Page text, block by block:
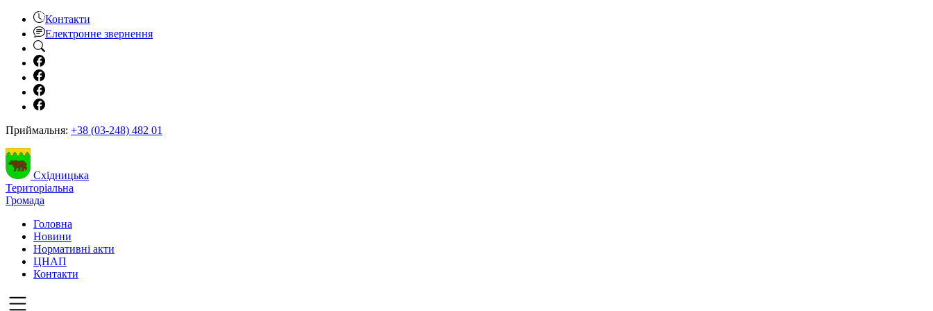
Контакти
Електронне звернення
Приймальня: +38 (03-248) 482 01
Східницька
Територіальна
Громада
Головна
Новини
Нормативні акти
ЦНАП
Контакти